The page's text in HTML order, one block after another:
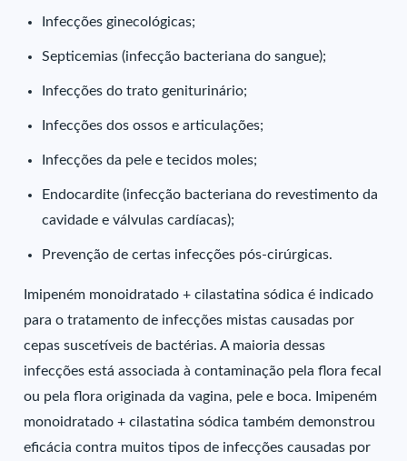
Infecções ginecológicas;
Septicemias (infecção bacteriana do sangue);
Infecções do trato geniturinário;
Infecções dos ossos e articulações;
Infecções da pele e tecidos moles;
Endocardite (infecção bacteriana do revestimento da
cavidade e válvulas cardíacas);
Prevenção de certas infecções pós-cirúrgicas.
Imipeném monoidratado + cilastatina sódica é indicado
para o tratamento de infecções mistas causadas por
cepas suscetíveis de bactérias. A maioria dessas
infecções está associada à contaminação pela flora fecal
ou pela flora originada da vagina, pele e boca. Imipeném
monoidratado + cilastatina sódica também demonstrou
eficácia contra muitos tipos de infecções causadas por